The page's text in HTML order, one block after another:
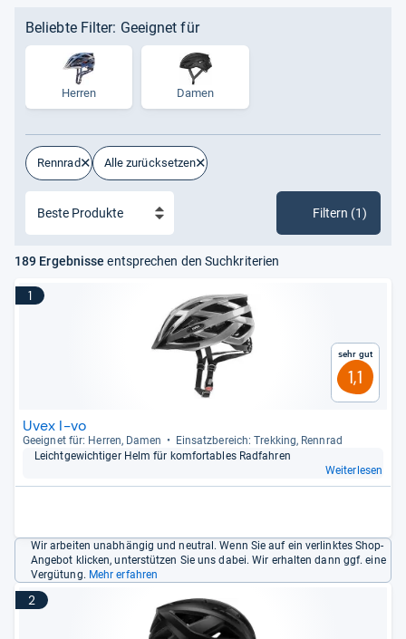
Beliebte Filter: Geeignet für
Herren Damen
Rennrad Alle zurücksetzen
Filtern (1)
189 Ergebnisse entsprechen den Suchkriterien
1
Sehr gut
1,1
Uvex I-vo
Geeig­net für: Her­ren, Damen
Ein­satz­be­reich: Trek­king, Renn­rad
Leicht­ge­wich­ti­ger Helm für kom­for­ta­bles Rad­fah­ren
Weiterlesen
Wir arbeiten unabhängig und neutral. Wenn Sie auf ein verlinktes Shop-
Angebot klicken, unterstützen Sie uns dabei. Wir erhalten dann ggf. eine
Vergütung. Mehr erfahren
2